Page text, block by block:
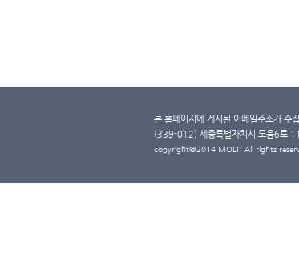
본 홈페이지에 게시된 이메일주소가 수
(339-012) 세종특별자치시 도움6로
copyright@2014 MOLIT All rights